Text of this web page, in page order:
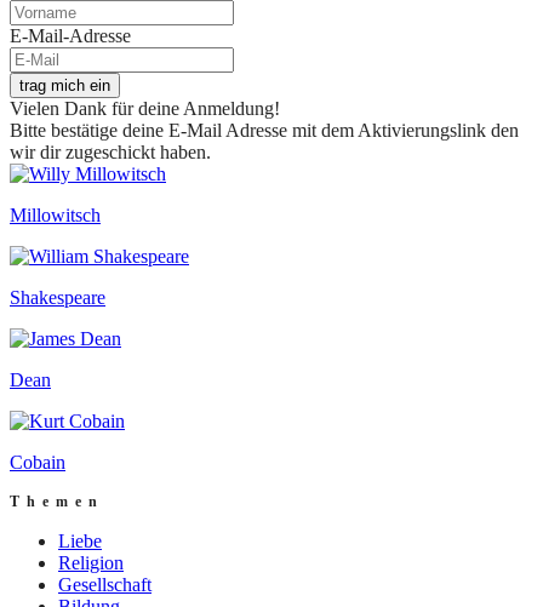
E-Mail-Adresse
trag mich ein
Vielen Dank für deine Anmeldung!
Bitte bestätige deine E-Mail Adresse mit dem Aktivierungslink den
wir dir zugeschickt haben.
Millowitsch
Shakespeare
Dean
Cobain
Themen
Liebe
Religion
Gesellschaft